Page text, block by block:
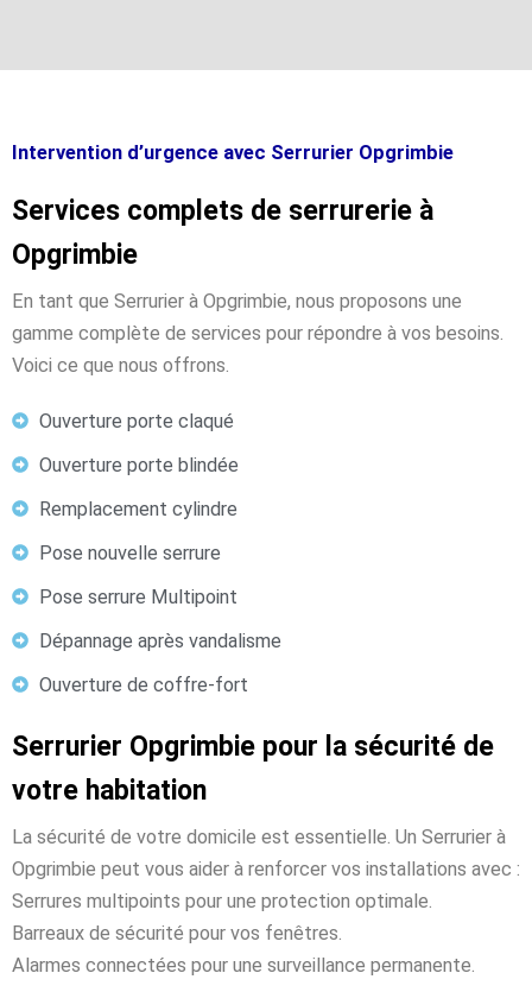
Intervention d’urgence avec Serrurier Opgrimbie
Services complets de serrurerie à
Opgrimbie
En tant que Serrurier à Opgrimbie, nous proposons une
gamme complète de services pour répondre à vos besoins.
Voici ce que nous offrons.
Ouverture porte claqué
Ouverture porte blindée
Remplacement cylindre
Pose nouvelle serrure
Pose serrure Multipoint
Dépannage après vandalisme
Ouverture de coffre-fort
Serrurier Opgrimbie pour la sécurité de
votre habitation
La sécurité de votre domicile est essentielle. Un Serrurier à
Opgrimbie peut vous aider à renforcer vos installations avec :
Serrures multipoints pour une protection optimale.
Barreaux de sécurité pour vos fenêtres.
Alarmes connectées pour une surveillance permanente.